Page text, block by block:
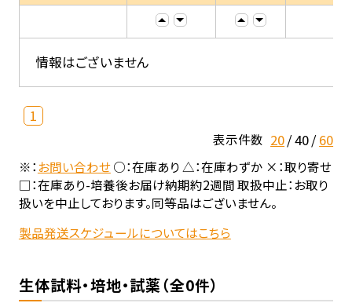
情報はございません
1
表示件数 20 40 60
※：お問い合わせ○：在庫あり △：在庫わずか ×：取り寄せ
□：在庫あり-培養後お届け納期約2週間 取扱中止：お取り
扱いを中止しております。同等品はございません。
製品発送スケジュールについてはこちら
生体試料・培地・試薬（全0件）